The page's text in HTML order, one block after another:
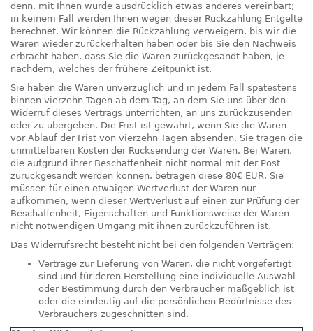
denn, mit Ihnen wurde ausdrücklich etwas anderes vereinbart;
in keinem Fall werden Ihnen wegen dieser Rückzahlung Entgelte
berechnet. Wir können die Rückzahlung verweigern, bis wir die
Waren wieder zurückerhalten haben oder bis Sie den Nachweis
erbracht haben, dass Sie die Waren zurückgesandt haben, je
nachdem, welches der frühere Zeitpunkt ist.
Sie haben die Waren unverzüglich und in jedem Fall spätestens
binnen vierzehn Tagen ab dem Tag, an dem Sie uns über den
Widerruf dieses Vertrags unterrichten, an uns zurückzusenden
oder zu übergeben. Die Frist ist gewahrt, wenn Sie die Waren
vor Ablauf der Frist von vierzehn Tagen absenden. Sie tragen die
unmittelbaren Kosten der Rücksendung der Waren. Bei Waren,
die aufgrund ihrer Beschaffenheit nicht normal mit der Post
zurückgesandt werden können, betragen diese 80€ EUR. Sie
müssen für einen etwaigen Wertverlust der Waren nur
aufkommen, wenn dieser Wertverlust auf einen zur Prüfung der
Beschaffenheit, Eigenschaften und Funktionsweise der Waren
nicht notwendigen Umgang mit ihnen zurückzuführen ist.
Das Widerrufsrecht besteht nicht bei den folgenden Verträgen:
Verträge zur Lieferung von Waren, die nicht vorgefertigt
sind und für deren Herstellung eine individuelle Auswahl
oder Bestimmung durch den Verbraucher maßgeblich ist
oder die eindeutig auf die persönlichen Bedürfnisse des
Verbrauchers zugeschnitten sind.